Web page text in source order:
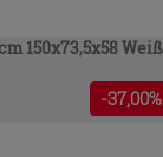
150x73,5x58 Weiß
-37,00%